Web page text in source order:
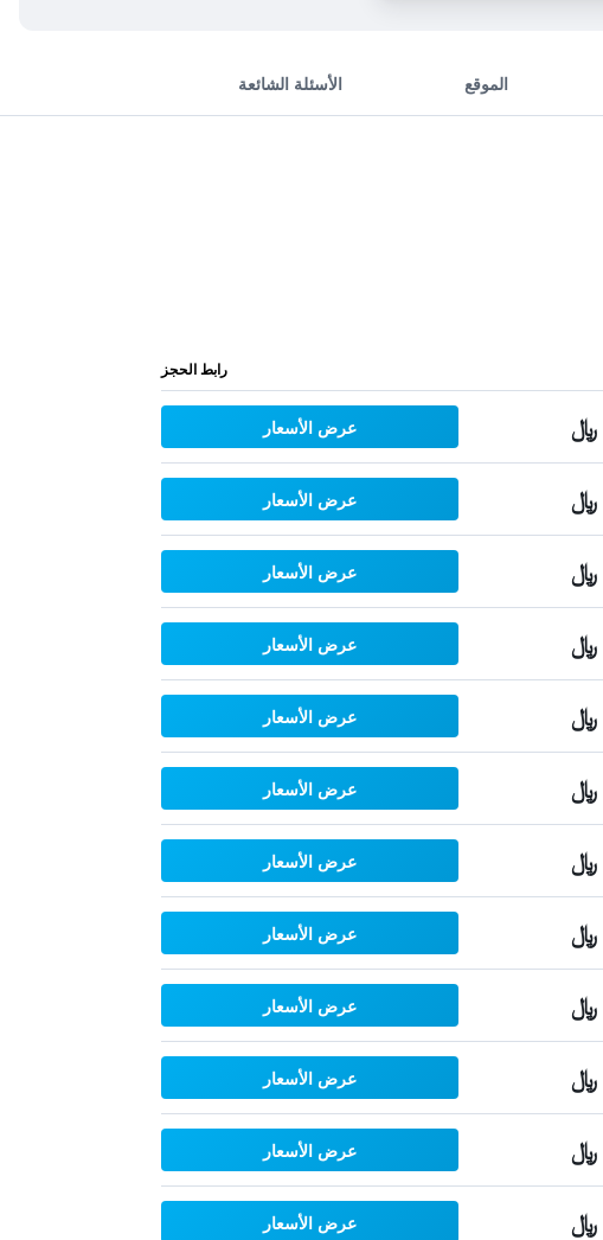
الموقع الأسئلة الشائعة
رابط الحجز
عرض الأسعار
عرض الأسعار
عرض الأسعار
عرض الأسعار
عرض الأسعار
عرض الأسعار
عرض الأسعار
عرض الأسعار
عرض الأسعار
عرض الأسعار
عرض الأسعار
عرض الأسعار